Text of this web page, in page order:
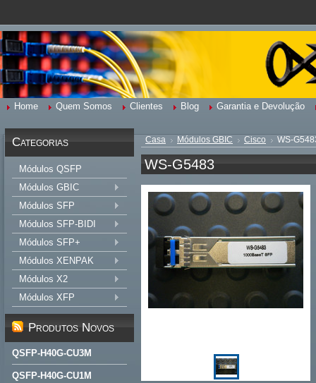
Home Quem Somos Clientes Blog Garantia e Devolução
Categorias
Módulos QSFP
Módulos GBIC
Módulos SFP
Módulos SFP-BIDI
Módulos SFP+
Módulos XENPAK
Módulos X2
Módulos XFP
Produtos Novos
QSFP-H40G-CU3M
QSFP-H40G-CU1M
Casa Módulos GBIC Cisco WS-
WS-G5483